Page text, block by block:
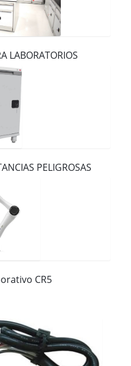
LABORATORIOS
PELIGROSAS
CR5